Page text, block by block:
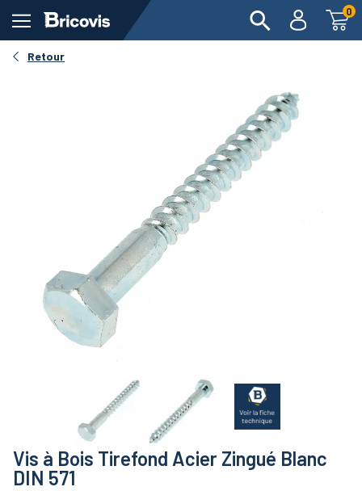
0
Retour
Vis à Bois Tirefond Acier Zingué Blanc
DIN 571